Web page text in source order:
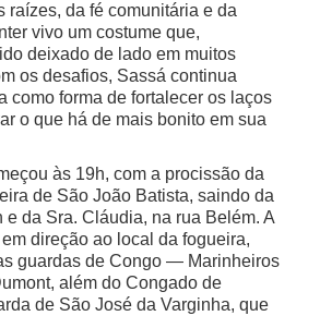
raízes, da fé comunitária e da
vivo um costume que,
deixado de lado em muitos
os desafios, Sassá continua
como forma de fortalecer os laços
o que há de mais bonito em sua
às 19h, com a procissão da
de São João Batista, saindo da
e da Sra. Cláudia, na rua Belém. A
direção ao local da fogueira,
guardas de Congo — Marinheiros
além do Congado de
de São José da Varginha, que